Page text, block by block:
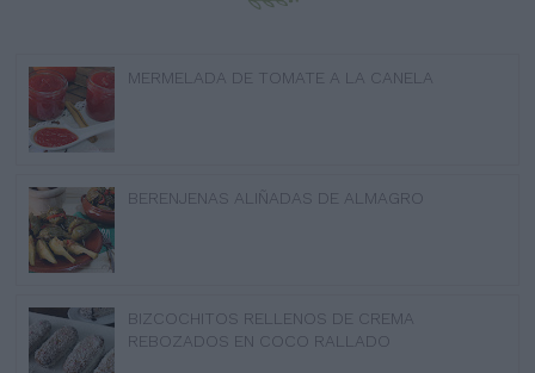
MERMELADA DE TOMATE A LA CANELA
BERENJENAS ALIÑADAS DE ALMAGRO
BIZCOCHITOS RELLENOS DE CREMA
REBOZADOS EN COCO RALLADO